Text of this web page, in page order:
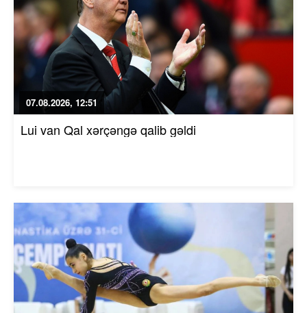
07.08.2026, 12:51
Lui van Qal xərçəngə qalib gəldi